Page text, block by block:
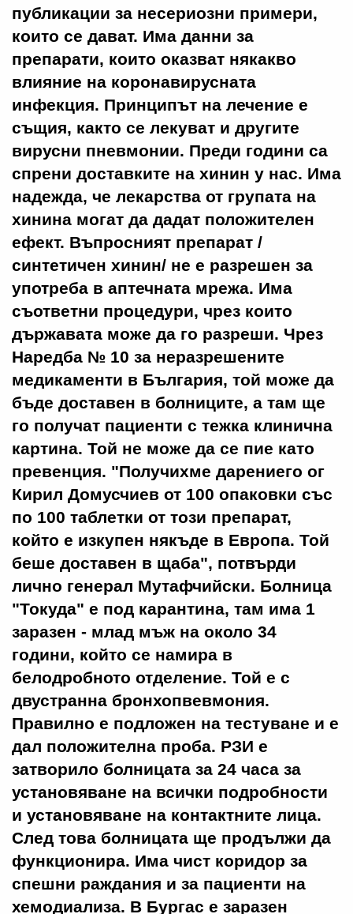
публикации за несериозни примери,
които се дават. Има данни за
препарати, които оказват някакво
влияние на коронавирусната
инфекция. Принципът на лечение е
същия, както се лекуват и другите
вирусни пневмонии. Преди години са
спрени доставките на хинин у нас. Има
надежда, че лекарства от групата на
хинина могат да дадат положителен
ефект. Въпросният препарат /
синтетичен хинин/ не е разрешен за
употреба в аптечната мрежа. Има
съответни процедури, чрез които
държавата може да го разреши. Чрез
Наредба № 10 за неразрешените
медикаменти в България, той може да
бъде доставен в болниците, а там ще
го получат пациенти с тежка клинична
картина. Той не може да се пие като
превенция. "Получихме дарениего ог
Кирил Домусчиев от 100 опаковки със
по 100 таблетки от този препарат,
който е изкупен някъде в Европа. Той
беше доставен в щаба", потвърди
лично генерал Мутафчийски. Болница
"Токуда" е под карантина, там има 1
заразен - млад мъж на около 34
години, който се намира в
белодробното отделение. Той е с
двустранна бронхопвевмония.
Правилно е подложен на тестуване и е
дал положителна проба. РЗИ е
затворило болницата за 24 часа за
установяване на всички подробности
и установяване на контактните лица.
След това болницата ще продължи да
функционира. Има чист коридор за
спешни раждания и за пациенти на
хемодиализа. В Бургас е заразен